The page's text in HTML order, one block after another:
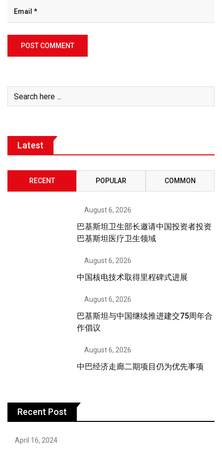
Latest
RECENT POPULAR COMMON
August 6, 2026
巴基斯坦卫生部长邀请中国投资者投资
巴基斯坦医疗卫生领域
August 6, 2026
中国核电技术取得里程碑式进展
August 6, 2026
巴基斯坦与中国继续推进建交75周年合
作倡议
August 6, 2026
中巴经济走廊二期项目仍为优先事项
Recent Post
April 16, 2024